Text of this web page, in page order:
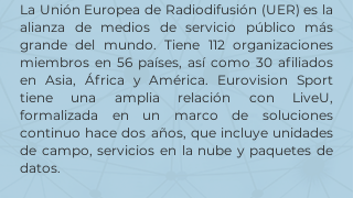
La Unión Europea de Radiodifusión (UER) es la
alianza de medios de servicio público más
grande del mundo. Tiene 112 organizaciones
miembros en 56 países, así como 30 afiliados
en Asia, África y América. Eurovision Sport
tiene una amplia relación con LiveU,
formalizada en un marco de soluciones
continuo hace dos años, que incluye unidades
de campo, servicios en la nube y paquetes de
datos.